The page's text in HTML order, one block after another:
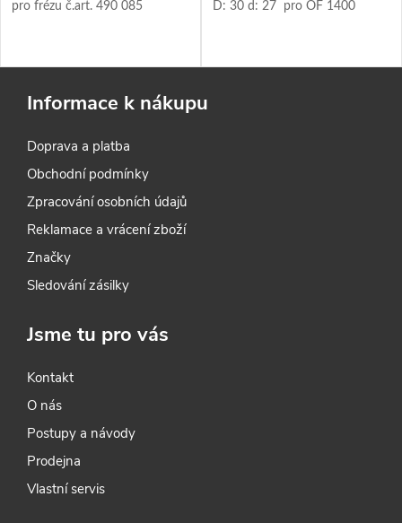
pro frézu č.art. 490 085 D: 30 d: 27 pro OF 1400
Informace k nákupu
Doprava a platba
Obchodní podmínky
Zpracování osobních údajů
Reklamace a vrácení zboží
Značky
Sledování zásilky
Jsme tu pro vás
Kontakt
O nás
Postupy a návody
Prodejna
Vlastní servis